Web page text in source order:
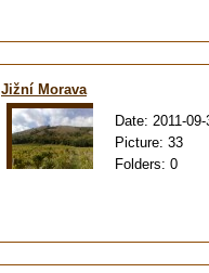
Jižní Morava
Date: 2011-09-
Picture: 33
Folders: 0